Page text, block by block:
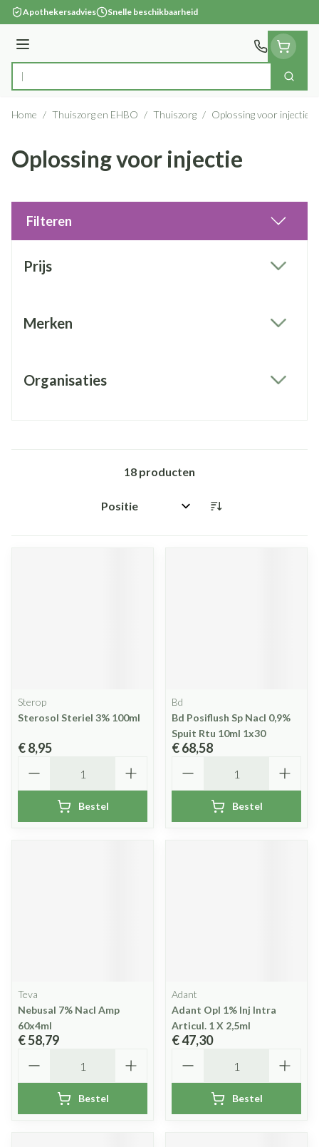
Ga naar de inhoud
Apothekersadvies Snelle beschikbaarheid
Menu
Product, merk, categorie... Zoek
Home / Thuiszorg en EHBO / Thuiszorg / Oplossing voor injectie
Oplossing voor injectie
Filteren
Prijs
Merken
Organisaties
18 producten
Sorteer op:
Sterop
Sterosol Steriel 3% 100ml
€ 8,95
Bestel
Bd
Bd Posiflush Sp Nacl 0,9%
Spuit Rtu 10ml 1x30
€ 68,58
Bestel
Teva
Nebusal 7% Nacl Amp
60x4ml
€ 58,79
Bestel
Adant
Adant Opl 1% Inj Intra
Articul. 1 X 2,5ml
€ 47,30
Bestel